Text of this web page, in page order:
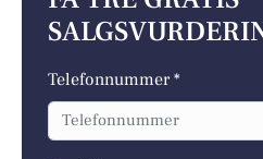
Telefonnummer *